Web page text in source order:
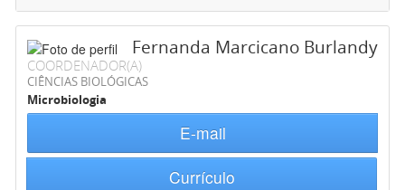
Fernanda Marcicano Burlandy
COORDENADOR(A)
CIÊNCIAS BIOLÓGICAS
Microbiologia
E-mail
Currículo